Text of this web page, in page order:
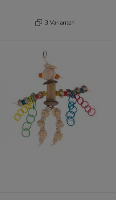
3 Varianten